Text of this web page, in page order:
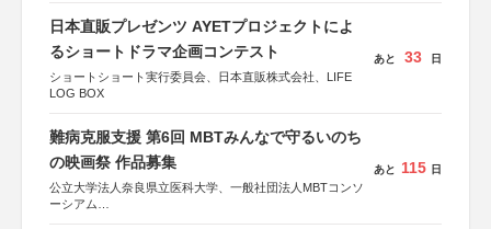
日本直販プレゼンツ AYETプロジェクトによ
るショートドラマ企画コンテスト
ショートショート実行委員会、日本直販株式会社、LIFE
LOG BOX
あと 33 日
難病克服支援 第6回 MBTみんなで守るいのち
の映画祭 作品募集
公立大学法人奈良県立医科大学、一般社団法人MBTコンソ
ーシアム
あと 115 日